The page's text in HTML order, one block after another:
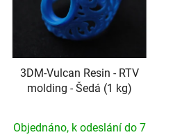
3DM-Vulcan Resin - RTV
molding - Šedá (1 kg)
Objednáno, k odeslání do 7